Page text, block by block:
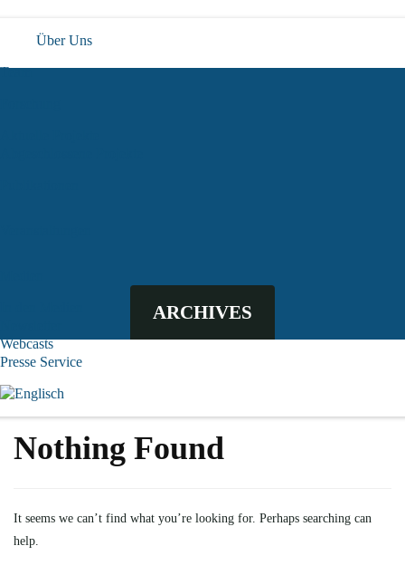
Über Uns
Team
Webcasts
Presse Service
ARCHIVES
Nothing Found
It seems we can’t find what you’re looking for. Perhaps searching can
help.